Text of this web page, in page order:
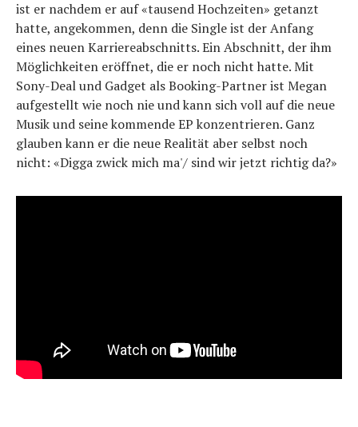
ist er nachdem er auf «tausend Hochzeiten» getanzt
hatte, angekommen, denn die Single ist der Anfang
eines neuen Karriereabschnitts. Ein Abschnitt, der ihm
Möglichkeiten eröffnet, die er noch nicht hatte. Mit
Sony-Deal und Gadget als Booking-Partner ist Megan
aufgestellt wie noch nie und kann sich voll auf die neue
Musik und seine kommende EP konzentrieren. Ganz
glauben kann er die neue Realität aber selbst noch
nicht: «Digga zwick mich ma'/ sind wir jetzt richtig da?»